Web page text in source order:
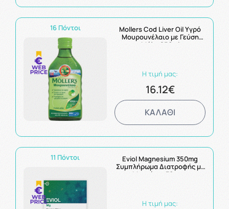
16 Πόντοι
Mollers Cod Liver Oil Υγρό
Μουρουνέλαιο με Γεύση
Μήλο 250ml
Η τιμή μας:
16.12€
ΚΑΛΑΘΙ
11 Πόντοι
Eviol Magnesium 350mg
Συμπλήρωμα Διατροφής με
Μαγνήσιο 30caps
Η τιμή μας: